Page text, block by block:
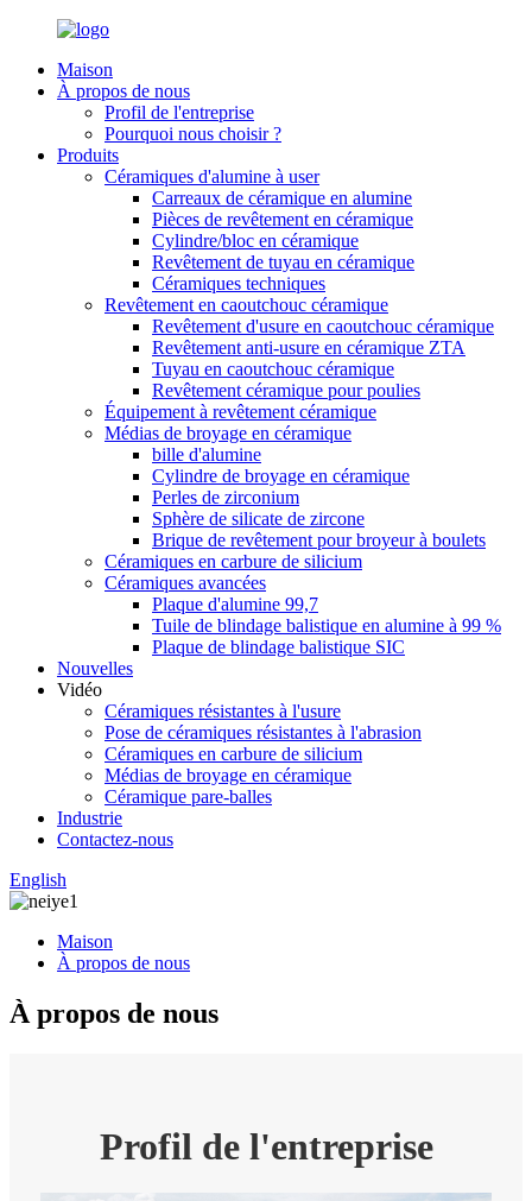
Maison
À propos de nous
Profil de l'entreprise
Pourquoi nous choisir ?
Produits
Céramiques d'alumine à user
Carreaux de céramique en alumine
Pièces de revêtement en céramique
Cylindre/bloc en céramique
Revêtement de tuyau en céramique
Céramiques techniques
Revêtement en caoutchouc céramique
Revêtement d'usure en caoutchouc céramique
Revêtement anti-usure en céramique ZTA
Tuyau en caoutchouc céramique
Revêtement céramique pour poulies
Équipement à revêtement céramique
Médias de broyage en céramique
bille d'alumine
Cylindre de broyage en céramique
Perles de zirconium
Sphère de silicate de zircone
Brique de revêtement pour broyeur à boulets
Céramiques en carbure de silicium
Céramiques avancées
Plaque d'alumine 99,7
Tuile de blindage balistique en alumine à 99 %
Plaque de blindage balistique SIC
Nouvelles
Vidéo
Céramiques résistantes à l'usure
Pose de céramiques résistantes à l'abrasion
Céramiques en carbure de silicium
Médias de broyage en céramique
Céramique pare-balles
Industrie
Contactez-nous
English
Maison
À propos de nous
À propos de nous
Profil de l'entreprise